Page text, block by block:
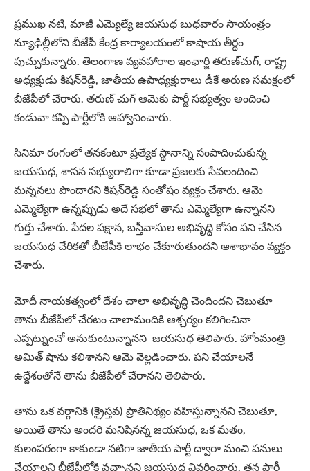
ప్రముఖ నటి, మాజీ ఎమ్యెల్యే జయసుధ బుధవారం సాయంత్రం
న్యూఢిల్లీలోని బీజేపీ కేంద్ర కార్యాలయంలో కాషాయ తీర్థం
పుచ్చుకున్నారు. తెలంగాణ వ్యవహారాల ఇంఛార్జి తరుణ్‌చుగ్, రాష్ట్ర
అధ్యక్షుడు కిషన్‌రెడ్డి, జాతీయ ఉపాధ్యక్షురాలు డీకే అరుణ సమక్షంలో
బీజేపీలో చేరారు. తరుణ్ చుగ్ ఆమెకు పార్టీ సభ్యత్వం అందించి
కండువా కప్పి పార్టీలోకి ఆహ్వానించారు.
సినిమా రంగంలో తనకంటూ ప్రత్యేక స్థానాన్ని సంపాదించుకున్న
జయసుధ, శాసన సభ్యురాలిగా కూడా ప్రజలకు సేవలందించి
మన్ననలు పొందారని కిషన్‌రెడ్డి సంతోషం వ్యక్తం చేశారు. ఆమె
ఎమ్మెల్యేగా ఉన్నప్పుడు అదే సభలో తాను ఎమ్మెల్యేగా ఉన్నానని
గుర్తు చేశారు. పేదల పక్షాన, బస్తీవాసుల అభివృద్ధి కోసం పని చేసిన
జయసుధ చేరికతో బీజేపీకి లాభం చేకూరుతుందని ఆశాభావం వ్యక్తం
చేశారు.
మోదీ నాయకత్వంలో దేశం చాలా అభివృద్ధి చెందిందని చెబుతూ
తాను బీజేపీలో చేరటం చాలామందికి ఆశ్చర్యం కలిగించినా
ఎప్పట్నుంచో అనుకుంటున్నానని జయసుధ తెలిపారు. హోంమంత్రి
అమిత్ షాను కలిశానని ఆమె వెల్లడించారు. పని చేయాలనే
ఉద్దేశంతోనే తాను బీజేపీలో చేరానని తెలిపారు.
తాను ఒక వర్గానికి (క్రైస్తవ) ప్రాతినిథ్యం వహిస్తున్నానని చెబుతూ,
అయితే తాను అందరి మనిషినన్న జయసుధ, ఒక మతం,
కులంపరంగా కాకుండా నటిగా జాతీయ పార్టీ ద్వారా మంచి పనులు
చేయాలని బీజేపీలోకి వచ్చానని జయసుధ వివరించారు. తన పార్టీ